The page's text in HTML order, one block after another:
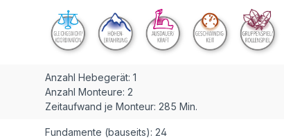
Anzahl Hebegerät: 1
Anzahl Monteure: 2
Zeitaufwand je Monteur: 285 Min.
Fundamente (bauseits): 24